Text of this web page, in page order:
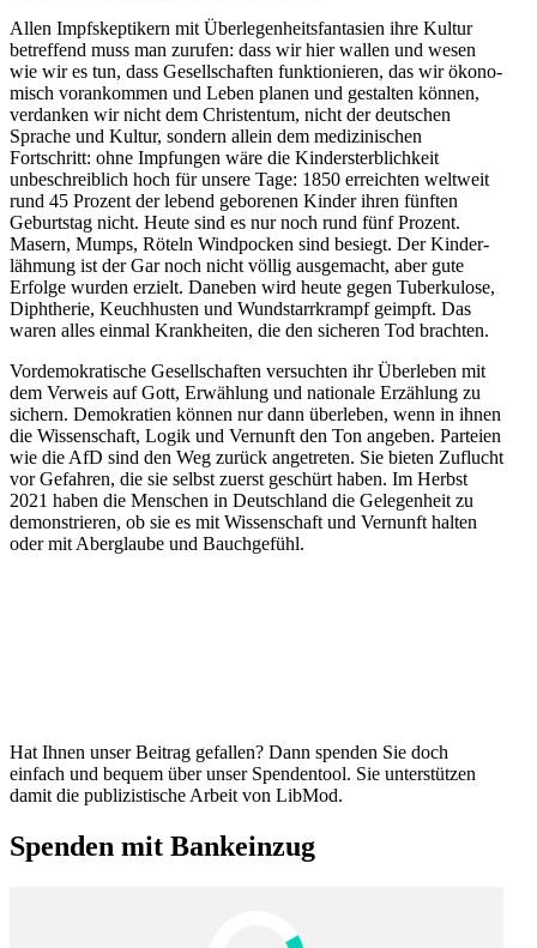
Allen Impfskep­tikern mit Überle­gen­heits­fan­tasien ihre Kultur
betreffend muss man zurufen: dass wir hier wallen und wesen
wie wir es tun, dass Gesell­schaften funktio­nieren, das wir ökono­
misch voran­kommen und Leben planen und gestalten können,
verdanken wir nicht dem Chris­tentum, nicht der deutschen
Sprache und Kultur, sondern allein dem medizi­ni­schen
Fortschritt: ohne Impfungen wäre die Kinder­sterb­lichkeit
unbeschreiblich hoch für unsere Tage: 1850 erreichten weltweit
rund 45 Prozent der lebend geborenen Kinder ihren fünften
Geburtstag nicht. Heute sind es nur noch rund fünf Prozent.
Masern, Mumps, Röteln Windpocken sind besiegt. Der Kinder­
lähmung ist der Gar noch nicht völlig ausge­macht, aber gute
Erfolge wurden erzielt. Daneben wird heute gegen Tuber­kulose,
Diphtherie, Keuch­husten und Wundstarr­krampf geimpft. Das
waren alles einmal Krank­heiten, die den sicheren Tod brachten.
Vorde­mo­kra­tische Gesell­schaften versuchten ihr Überleben mit
dem Verweis auf Gott, Erwählung und nationale Erzählung zu
sichern. Demokratien können nur dann überleben, wenn in ihnen
die Wissen­schaft, Logik und Vernunft den Ton angeben. Parteien
wie die AfD sind den Weg zurück angetreten. Sie bieten Zuflucht
vor Gefahren, die sie selbst zuerst geschürt haben. Im Herbst
2021 haben die Menschen in Deutschland die Gelegenheit zu
demons­trieren, ob sie es mit Wissen­schaft und Vernunft halten
oder mit Aberglaube und Bauchgefühl.
Hat Ihnen unser Beitrag gefallen? Dann spenden Sie doch
einfach und bequem über unser Spendentool. Sie unter­stützen
damit die publi­zis­tische Arbeit von LibMod.
Spenden mit Bankeinzug